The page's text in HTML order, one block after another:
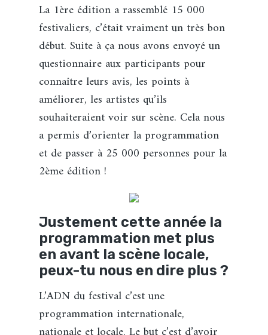
La 1ère édition a rassemblé 15 000
festivaliers, c’était vraiment un très bon
début. Suite à ça nous avons envoyé un
questionnaire aux participants pour
connaître leurs avis, les points à
améliorer, les artistes qu’ils
souhaiteraient voir sur scène. Cela nous
a permis d’orienter la programmation
et de passer à 25 000 personnes pour la
2ème édition !
Justement cette année la
programmation met plus
en avant la scène locale,
peux-tu nous en dire plus ?
L’ADN du festival c’est une
programmation internationale,